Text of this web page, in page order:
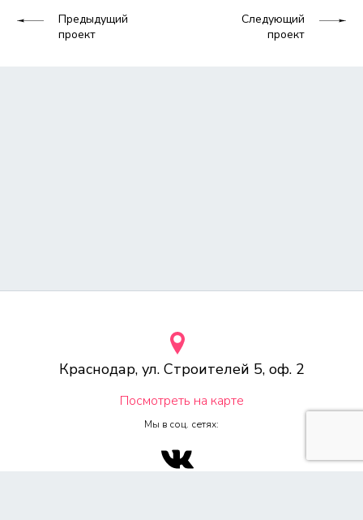
Предыдущий
проект
Следующий
проект
Краснодар, ул. Строителей 5, оф. 2
Посмотреть на карте
Мы в соц. сетях: